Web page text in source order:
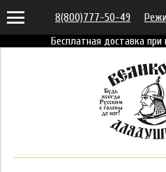
Бесплатная доставка
8(800)777-50-49